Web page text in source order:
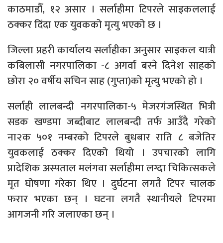
काठमाडौँ, १२ असार । सर्लाहीमा टिपरले साइकललाई
ठक्कर दिंदा एक युवकको मृत्यु भएको छ ।
जिल्ला प्रहरी कार्यालय सर्लाहीका अनुसार साइकल यात्री
कबिलासी नगरपालिका -८ अगर्वा बस्ने दिनेश साहको
छोरा २० वर्षीय सचिन साह (गुप्ता)को मृत्यु भएको हो ।
सर्लाही लालबन्दी नगरपालिका-५ मेजरगंजस्थित भित्री
सडक खण्डमा जब्दीबाट लालबन्दी तर्फ आउँदै गरेको
ना२क ५०१ नम्बरको टिपरले बुधबार राति ८ बजेतिर
युवकलाई ठक्कर दिएको थियो । उपचारको लागि
प्रादेशिक अस्पताल मलंगवा सर्लाहीमा लग्दा चिकित्सकले
मृत घोषणा गरेका थिए । दुर्घटना लगतै टिपर चालक
फरार भएका छन् । घटना लगत‌ै स्थानीयले टिपरमा
आगजनी गरि जलाएका छन् ।